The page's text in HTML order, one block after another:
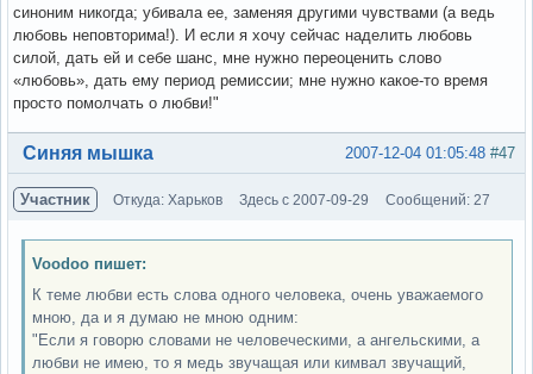
синоним никогда; убивала ее, заменяя другими чувствами (а ведь
любовь неповторима!). И если я хочу сейчас наделить любовь
силой, дать ей и себе шанс, мне нужно переоценить слово
«любовь», дать ему период ремиссии; мне нужно какое-то время
просто помолчать о любви!"
Вне форума #47
2007-12-04 01:05:48
Синяя мышка
Участник Откуда: Харьков Здесь с 2007-09-29 Сообщений: 27
Voodoo пишет:
К теме любви есть слова одного человека, очень уважаемого
мною, да и я думаю не мною одним:
"Если я говорю словами не человеческими, а ангельскими, а
любви не имею, то я медь звучащая или кимвал звучащий,